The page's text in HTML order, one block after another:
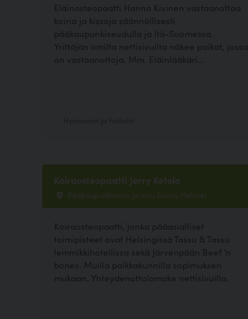
Eläinosteopaatti Hanna Kivinen vastaanottaa
koiria ja kissoja säännöllisesti
pääkaupunkiseudulla ja Itä-Suomessa.
Yrittäjän omilta nettisivuilta näkee paikat, jossa
on vastaanottoja. Mm. Eläinlääkäri...
Koiraosteopaatti Jerry Ketola
Pääkaupunkiseutu ja muu Suomi, Helsinki
Koiraosteopaatti, jonka pääasialliset
toimipisteet ovat Helsingissä Tassu & Tassu
lemmikkihotellissa sekä Järvenpään Beef 'n
bones. Muilla paikkakunnilla sopimuksen
mukaan. Yhteydenottolomake nettisivuilla.